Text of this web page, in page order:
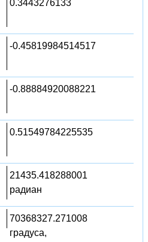
0.3443276133
-0.45819984514517
-0.88884920088221
0.51549784225535
21435.418288001
радиан
70368327.271008
градуса,